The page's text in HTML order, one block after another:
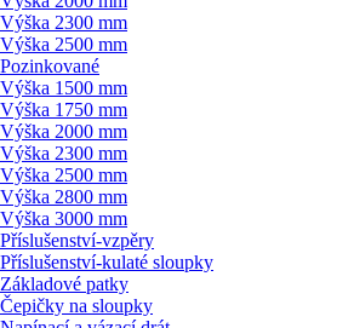
Výška 2300 mm
Výška 2500 mm
Pozinkované
Výška 1500 mm
Výška 1750 mm
Výška 2000 mm
Výška 2300 mm
Výška 2500 mm
Výška 2800 mm
Výška 3000 mm
Příslušenství-vzpěry
Příslušenství-kulaté sloupky
Základové patky
Čepičky na sloupky